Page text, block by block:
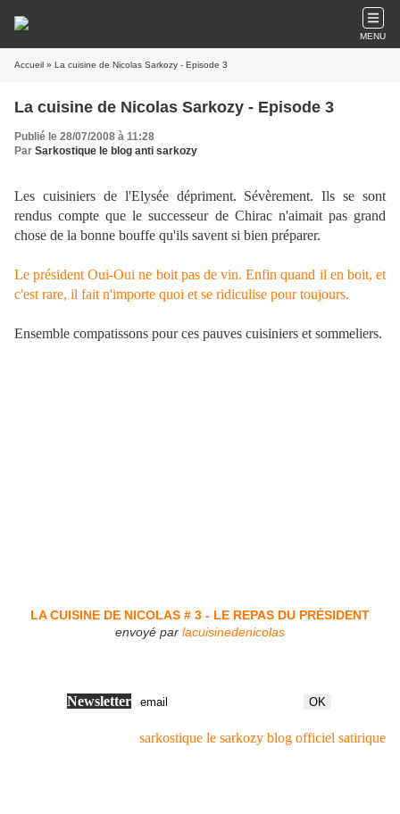
MENU
Accueil » La cuisine de Nicolas Sarkozy - Episode 3
La cuisine de Nicolas Sarkozy - Episode 3
Publié le 28/07/2008 à 11:28
Par Sarkostique le blog anti sarkozy
Les cuisiniers de l'Elysée dépriment. Sévèrement. Ils se sont
rendus compte que le successeur de Chirac n'aimait pas grand
chose de la bonne bouffe qu'ils savent si bien préparer.
Le président Oui-Oui ne boit pas de vin. Enfin quand il en boit, et
c'est rare, il fait n'importe quoi et se ridiculise pour toujours.
Ensemble compatissons pour ces pauves cuisiniers et sommeliers.
LA CUISINE DE NICOLAS # 3 - LE REPAS DU PRÉSIDENT
envoyé par lacuisinedenicolas
Newsletter
sarkostique le sarkozy blog officiel satirique